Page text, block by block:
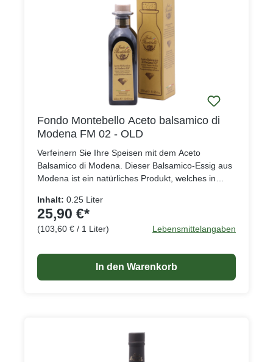
Fondo Montebello Aceto balsamico di
Modena FM 02 - OLD
Verfeinern Sie Ihre Speisen mit dem Aceto
Balsamico di Modena. Dieser Balsamico-Essig aus
Modena ist ein natürliches Produkt, welches in
Balsamico hat einen charakteristischen süßsauren
Geschmack und kann zum Verfeinern aller
Gerichte verwendet werden. Der Balsamico-Essig
Inhalt: 0.25 Liter
25,90 €*
(103,60 € / 1 Liter) Lebensmittelangaben
In den Warenkorb